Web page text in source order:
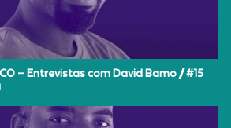
– Entrevistas com David Bamo // #15